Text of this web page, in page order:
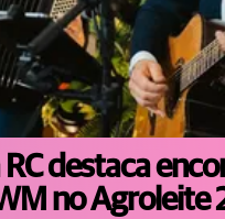
RC destaca
no Agroleite